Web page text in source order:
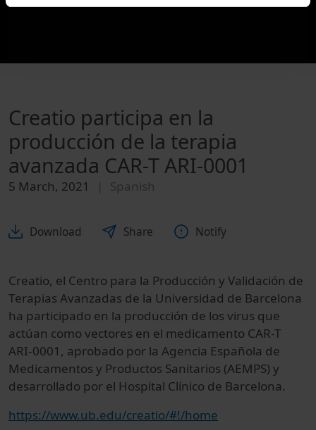
Creatio participa en la
producción de la terapia
avanzada CAR-T ARI-0001
5 March, 2021 Spanish
Download Share Notify
Creatio, el Centro para la Producción y Validación de
Terapias Avanzadas de la Universidad de Barcelona
ha participado en la producción de los virus que
actúan como vectores en el medicamento CAR-T
ARI-0001, aprobado por la Agencia Española de
Medicamentos y Productos Sanitarios (AEMPS) y
desarrollado por el Hospital Clínico de Barcelona.
https://www.ub.edu/creatio/#!/home